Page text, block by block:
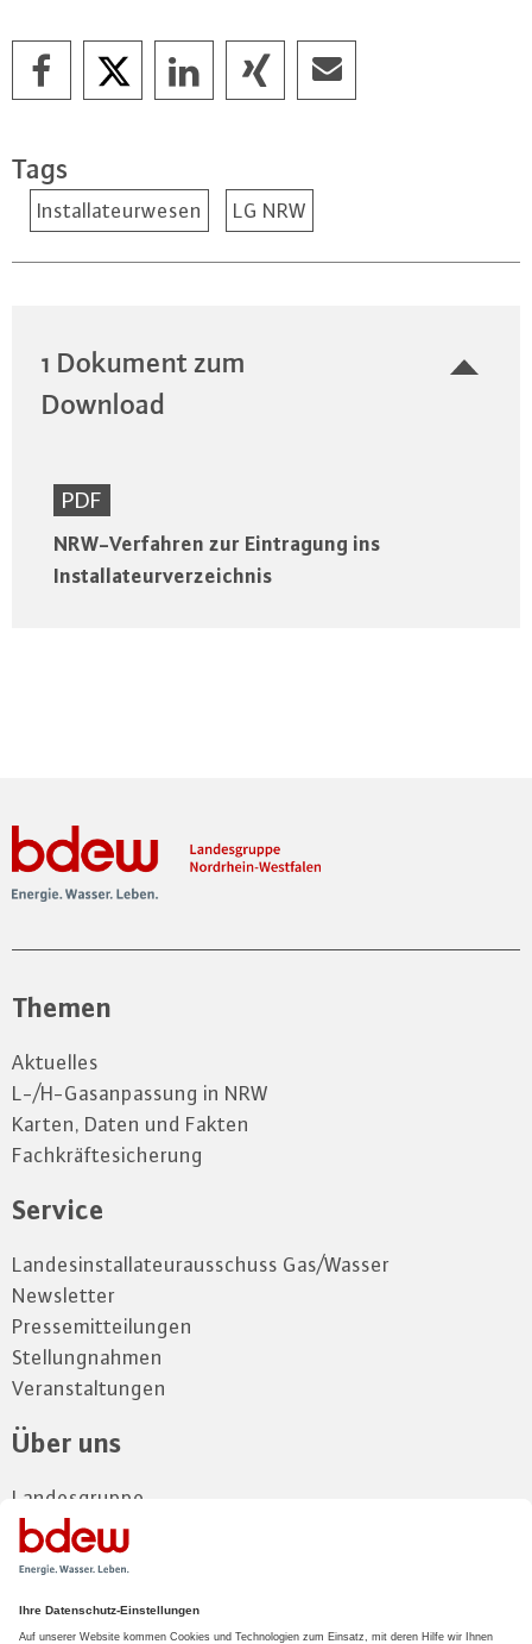
Tags
Installateurwesen LG NRW
1 Dokument zum
Download
PDF
NRW-Verfahren zur Eintragung ins
Installateurverzeichnis
Themen
Aktuelles
L-/H-Gasanpassung in NRW
Karten, Daten und Fakten
Fachkräftesicherung
Service
Landesinstallateurausschuss Gas/Wasser
Newsletter
Pressemitteilungen
Stellungnahmen
Veranstaltungen
Über uns
Landesgruppe
Vorstand
Gremien